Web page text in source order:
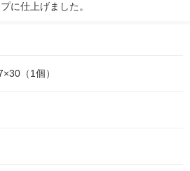
に仕上げました。
（1個）